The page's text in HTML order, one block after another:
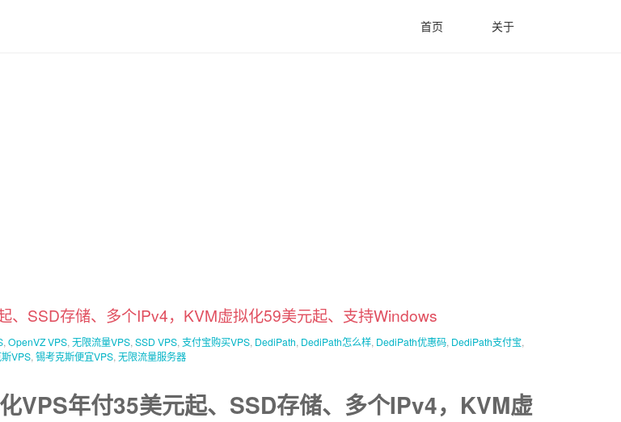
首页 关于
SSD存储、多个IPv4，KVM虚拟化59美元起、支持Windows
, OpenVZ VPS, 无限流量VPS, SSD VPS, 支付宝购买VPS, DediPath, DediPath怎么样, DediPath优惠码, DediPath支付宝,
VPS, 锡考克斯便宜VPS, 无限流量服务器
VPS年付35美元起、SSD存储、多个IPv4，KVM虚